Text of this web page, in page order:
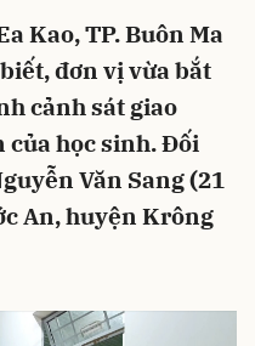
Kao, TP. Buôn Ma
đơn vị vừa bắt
cảnh sát giao
của học sinh. Đối
Văn Sang (21
An, huyện Krông